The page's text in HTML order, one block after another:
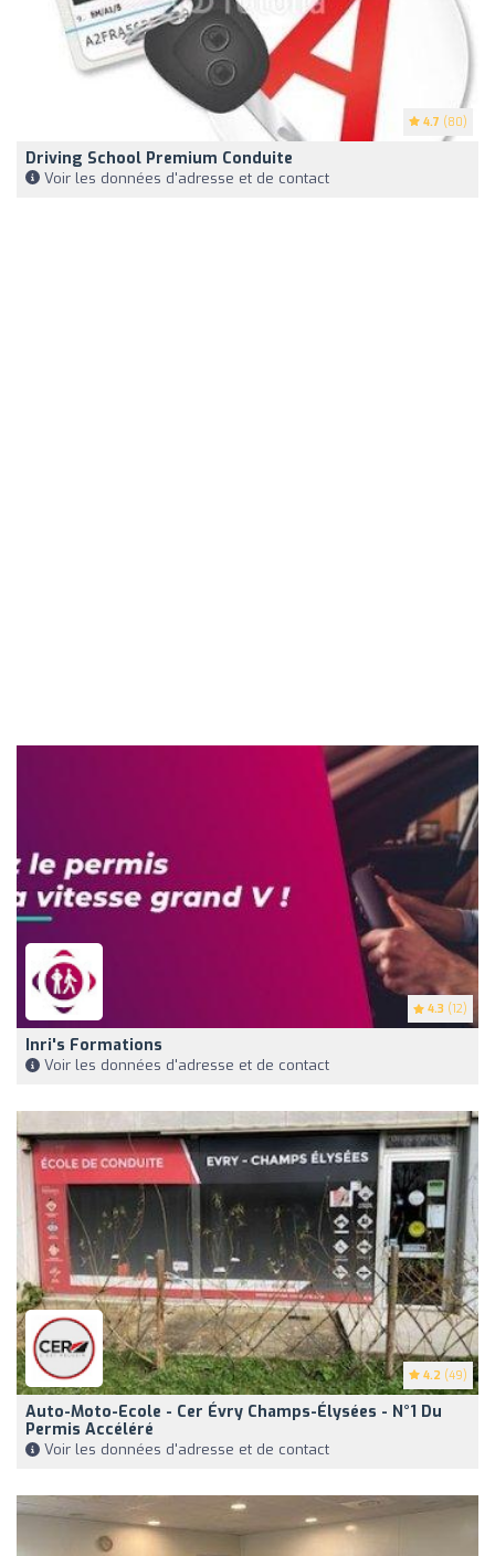
4.7 (80)
Driving School Premium Conduite
Voir les données d'adresse et de contact
4.3 (12)
Inri's Formations
Voir les données d'adresse et de contact
4.2 (49)
Auto-Moto-Ecole - Cer Évry Champs-Élysées - N°1 Du
Permis Accéléré
Voir les données d'adresse et de contact